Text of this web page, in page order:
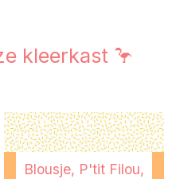
kleerkast 🦩
Blousje, P'tit Filou,